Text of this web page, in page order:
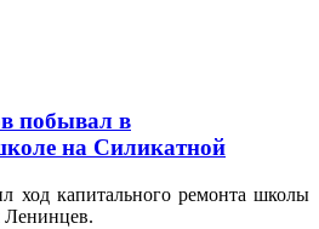
побывал в
на Силикатной
ход капитального ремонта школы